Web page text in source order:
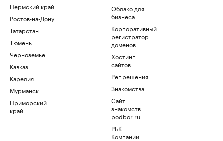
Пермский край
Ростов-на-Дону
Татарстан
Тюмень
Черноземье
Кавказ
Карелия
Мурманск
Приморский
край
Облако для
бизнеса
Корпоративный
регистратор
доменов
Хостинг
сайтов
Рег.решения
Знакомства
Сайт
знакомств
podbor.ru
РБК
Компании